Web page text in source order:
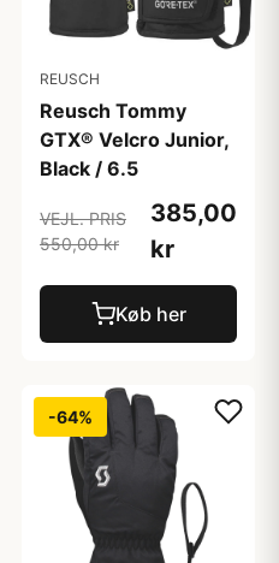
REUSCH
Reusch Tommy
GTX® Velcro Junior,
Black / 6.5
VEJL. PRIS
550,00 kr
385,00
kr
Køb her
-64%